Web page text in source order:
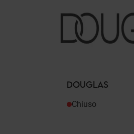
DOUGLAS
Chiuso